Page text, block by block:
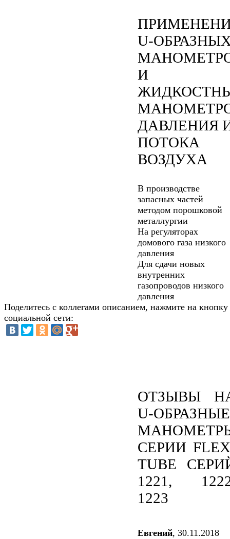
U-
И
ДАВЛЕНИЯ
ПОТОКА
ВОЗДУХА
В производстве
запасных частей
методом порошковой
металлургии
На регуляторах
домового газа низкого
давления
Для сдачи новых
внутренних
газопроводов низкого
давления
Поделитесь с коллегами описанием, нажмите на кнопку
социальной сети:
ОТЗЫВЫ
U-ОБРАЗНЫЕ
СЕРИИ
TUBE
1221,
1223
Евгений, 30.11.2018